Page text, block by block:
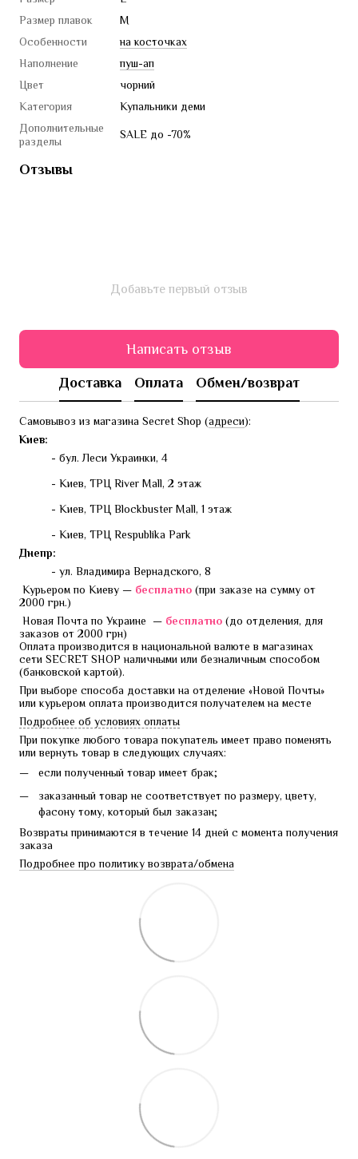
Размер плавок
M
Особенности
на косточках
Наполнение
пуш-ап
Цвет
чорний
Категория
Купальники деми
Дополнительные
разделы
SALE до -70%
Отзывы
Добавьте первый отзыв
Написать отзыв
Доставка Оплата Обмен/возврат
Самовывоз из магазина Secret Shop (адреси):
Киев:
- бул. Леси Украинки, 4
- Киев, ТРЦ River Mall, 2 этаж
- Киев, ТРЦ Blockbuster Mall, 1 этаж
- Киев, ТРЦ Respublika Park
Днепр:
- ул. Владимира Вернадского, 8
Курьером по Киеву — бесплатно (при заказе на сумму от
2000 грн.)
Новая Почта по Украине  — бесплатно (до отделения, для
заказов от 2000 грн)
Оплата производится в национальной валюте в магазинах
сети SECRET SHOP наличными или безналичным способом
(банковской картой).
При выборе способа доставки на отделение «Новой Почты»
или курьером оплата производится получателем на месте
Подробнее об условиях оплаты
При покупке любого товара покупатель имеет право поменять
или вернуть товар в следующих случаях:
если полученный товар имеет брак;
заказанный товар не соответствует по размеру, цвету,
фасону тому, который был заказан;
Возвраты принимаются в течение 14 дней с момента получения
заказа
Подробнее про политику возврата/обмена